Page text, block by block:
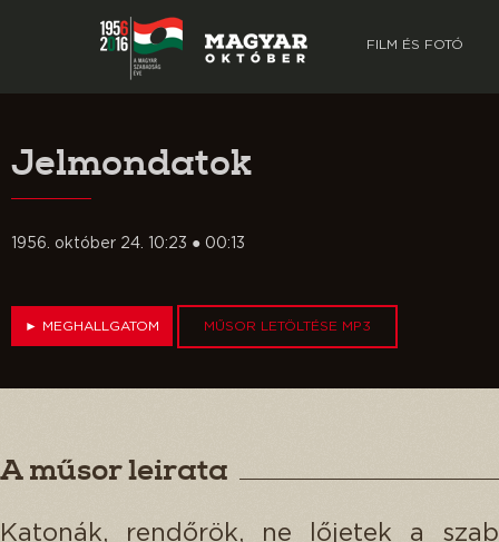
FILM ÉS FOTÓ
Jelmondatok
1956. október 24. 10:23 ● 00:13
► MEGHALLGATOM MŰSOR LETÖLTÉSE MP3
A műsor leirata
Katonák, rendőrök, ne lőjetek a